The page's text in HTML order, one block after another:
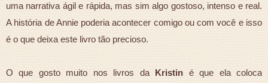
uma narrativa ágil e rápida, mas sim algo gostoso, intenso e real.
A história de Annie poderia acontecer comigo ou com você e isso
é o que deixa este livro tão precioso.
O que gosto muito nos livros daKristin é que ela coloca